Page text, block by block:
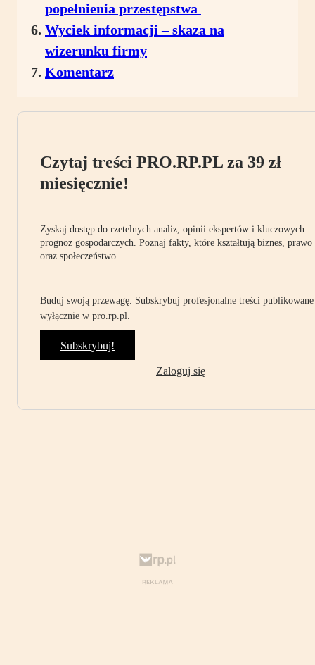
popełnienia przestępstwa
Wyciek informacji – skaza na
wizerunku firmy
Komentarz
Czytaj treści PRO.RP.PL za 39 zł
miesięcznie!
Zyskaj dostęp do rzetelnych analiz, opinii ekspertów i kluczowych
prognoz gospodarczych. Poznaj fakty, które kształtują biznes, prawo
oraz społeczeństwo.
Buduj swoją przewagę. Subskrybuj profesjonalne treści publikowane
wyłącznie w pro.rp.pl.
Subskrybuj!
Zaloguj się